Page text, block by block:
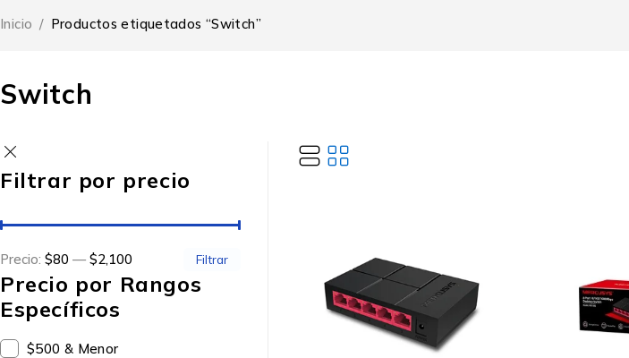
Switch
Inicio / Productos etiquetados “Switch”
Filtrar por precio
Filtrar
Precio: $80 — $2,100
Precio por Rangos
Específicos
$500 & Menor